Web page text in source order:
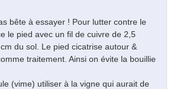
bête à essayer ! Pour lutter contre le
le pied avec un fil de cuivre de 2,5
du sol. Le pied cicatrise autour &
traitement. Ainsi on évite la bouillie
(vime) utiliser à la vigne qui aurait de